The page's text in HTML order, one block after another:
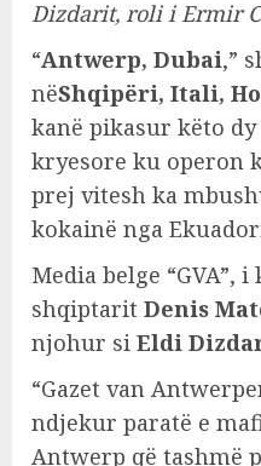
Dizdarit, roli i Ermir
“Antwerp, Dubai,”
nëShqipëri, Itali,
kanë pikasur këto
kryesore ku operon
prej vitesh ka
kokainë nga
Media belge “GVA”,
shqiptarit Denis
njohur si Eldi
“Gazet van
ndjekur paratë e
Antwerp që tashmë